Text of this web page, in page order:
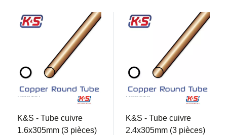
KS8117
K&S - Tube cuivre
1.6x305mm (3 pièces)
KS8118
K&S - Tube cuivre
2.4x305mm (3 pièces)